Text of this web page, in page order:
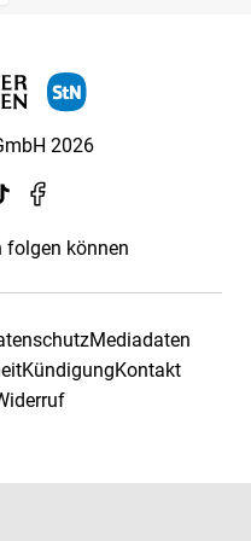
2026
folgen können
Mediadaten
KündigungKontakt